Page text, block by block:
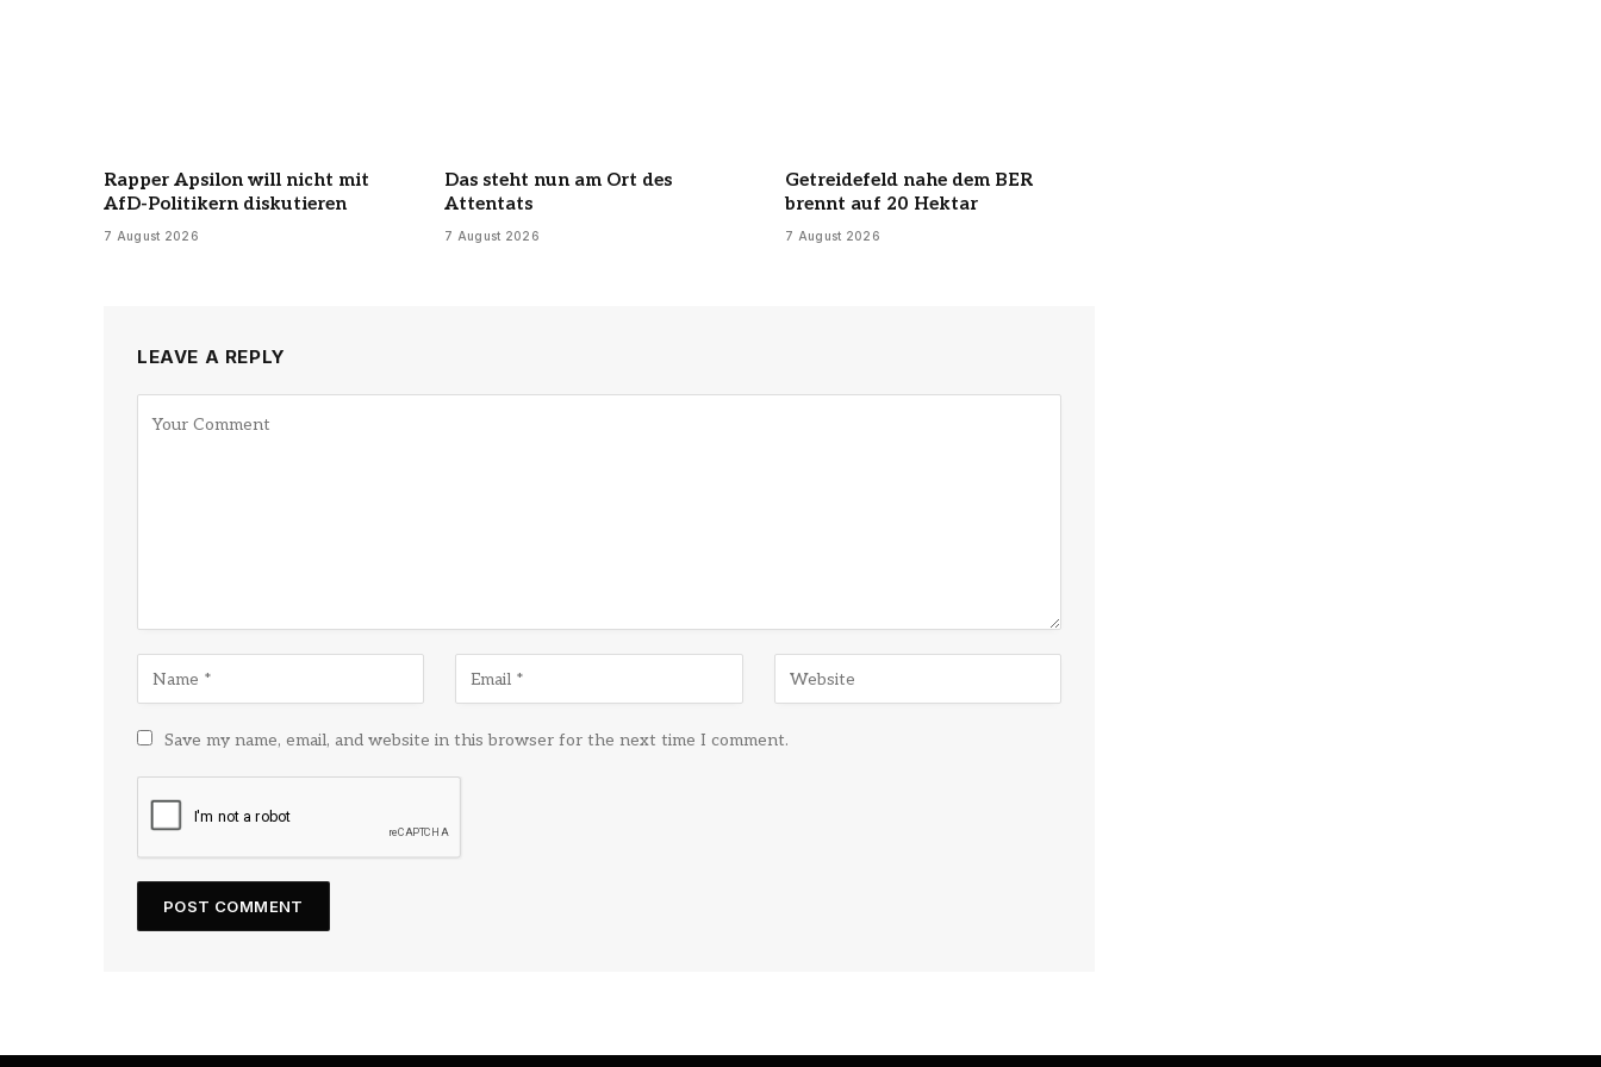
Rapper Apsilon will nicht mit
AfD-Politikern diskutieren
7 August 2026
Das steht nun am Ort des
Attentats
7 August 2026
Getreidefeld nahe dem BER
brennt auf 20 Hektar
7 August 2026
LEAVE A REPLY
Save my name, email, and website in this browser for the next time I comment.